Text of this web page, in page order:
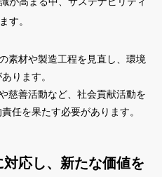
す。
素材や製造工程を見直し、環境
ります。
慈善活動など、社会貢献活動を
任を果たす必要があります。
応し、新たな価値を